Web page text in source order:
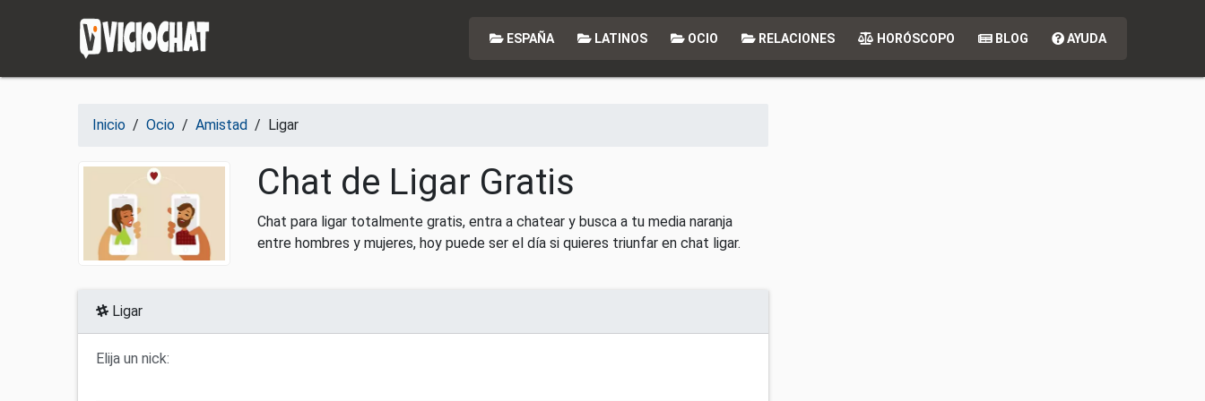
ESPAÑA LATINOS OCIO RELACIONES HORÓSCOPO BLOG AYUDA
Inicio / Ocio / Amistad / Ligar
Chat de Ligar Gratis
Chat para ligar totalmente gratis, entra a chatear y busca a tu media naranja
entre hombres y mujeres, hoy puede ser el día si quieres triunfar en chat ligar.
Ligar
Elija un nick: